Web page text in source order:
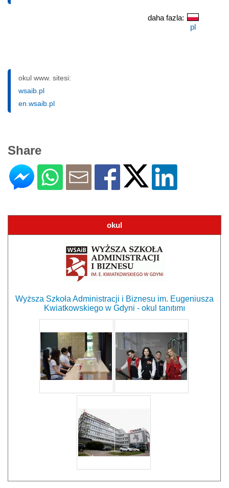
daha fazla:
pl
okul www. sitesi:
wsaib.pl
en.wsaib.pl
Share
okul
Wyższa Szkoła Administracji i Biznesu im. Eugeniusza
Kwiatkowskiego w Gdyni - okul tanıtımı